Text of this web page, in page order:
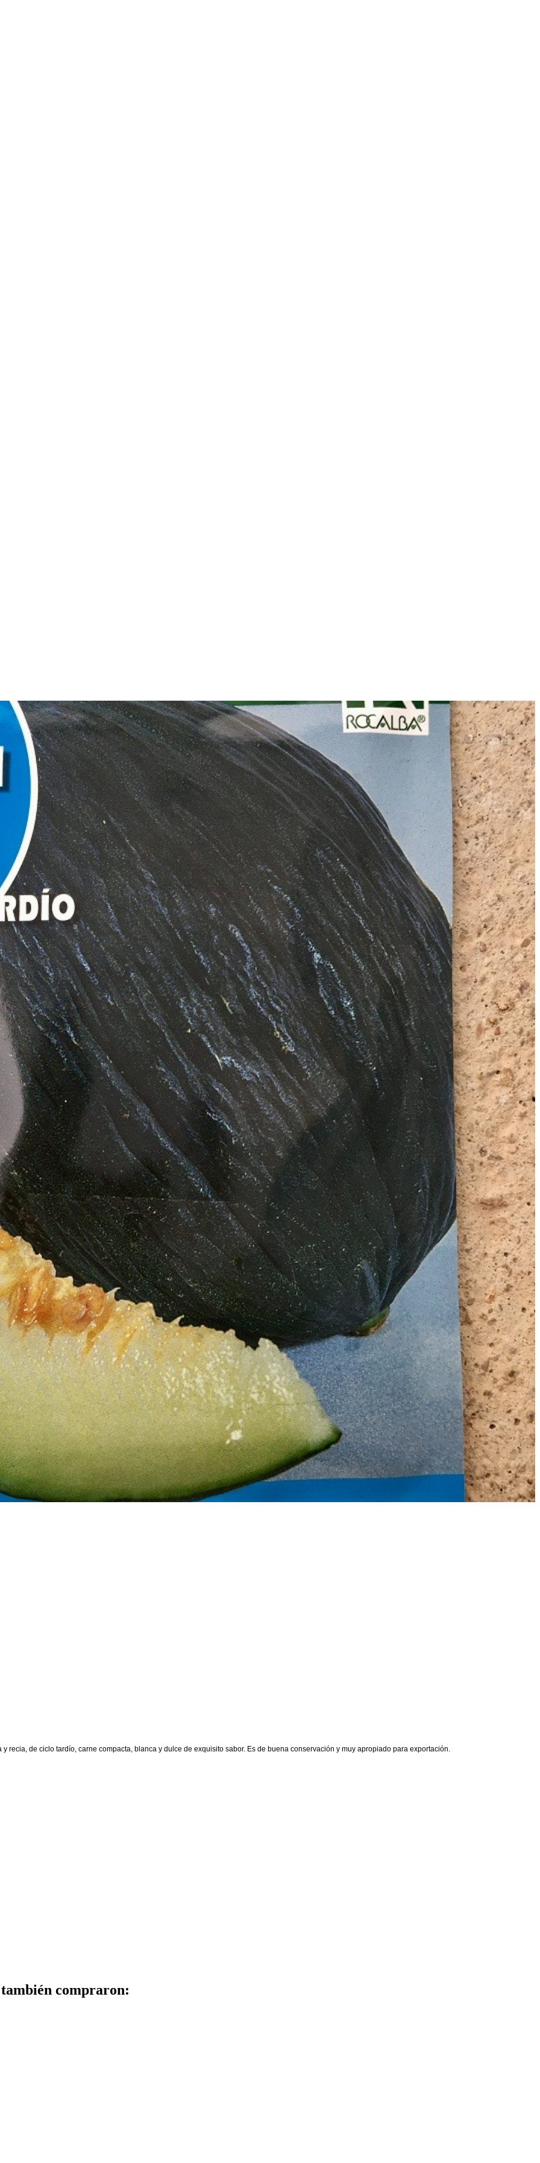
recia, de ciclo tardío, carne compacta, blanca y dulce de exquisito sabor. Es de buena conservación y muy apropiado para exportación.
compraron: